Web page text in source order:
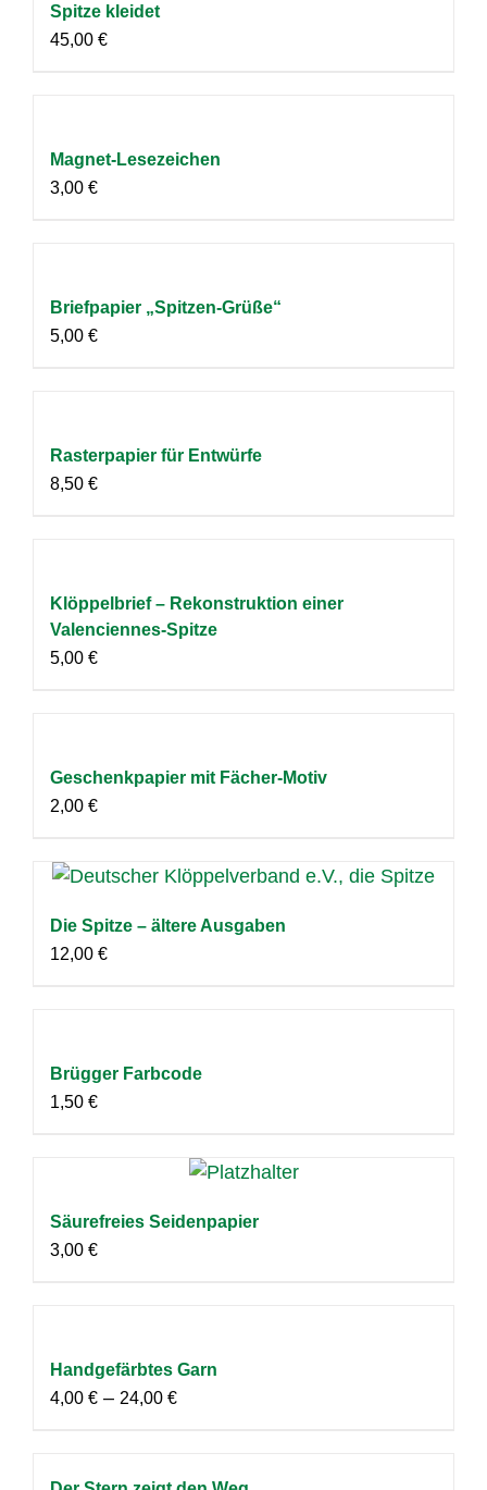
Spitze kleidet
45,00 €
Magnet-Lesezeichen
3,00 €
Briefpapier „Spitzen-Grüße“
5,00 €
Rasterpapier für Entwürfe
8,50 €
Klöppelbrief – Rekonstruktion einer
Valenciennes-Spitze
5,00 €
Geschenkpapier mit Fächer-Motiv
2,00 €
Die Spitze – ältere Ausgaben
12,00 €
Brügger Farbcode
1,50 €
Säurefreies Seidenpapier
3,00 €
Handgefärbtes Garn
4,00 € – 24,00 €